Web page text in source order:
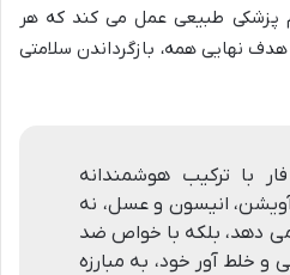
پزشکی طبیعی عمل می کند که هر
نهایی همه، بازگرداندن سلامتی
با ترکیب هوشمندانه
انیسون و عسل، نه
دهد، بلکه با خواص ضد
و خلط آور خود، به مبارزه